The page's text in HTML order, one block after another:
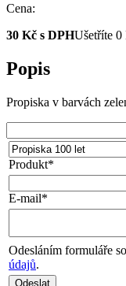
Cena:
30 Kč s DPHUšetříte 0
Popis
Propiska v barvách
Produkt*
E-mail*
Odesláním formuláře
údajů.
Odeslat